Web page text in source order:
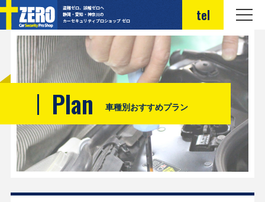
盗難ゼロ、誤報ゼロへ
静岡・愛知・神奈川の
カーセキュリティプロショップ ゼロ
tel
Plan 車種別おすすめプラン